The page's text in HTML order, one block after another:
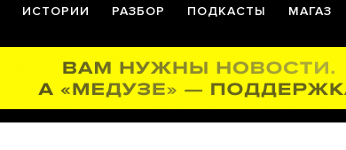
ИСТОРИИ РАЗБОР ПОДКАСТЫ МАГАЗ